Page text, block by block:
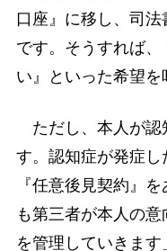
口座』に移し、司
です。そうすれば
い』といった希望を
ただし、本人が認
す。認知症が発症
『任意後見契約』
も第三者が本人の
を管理していきます